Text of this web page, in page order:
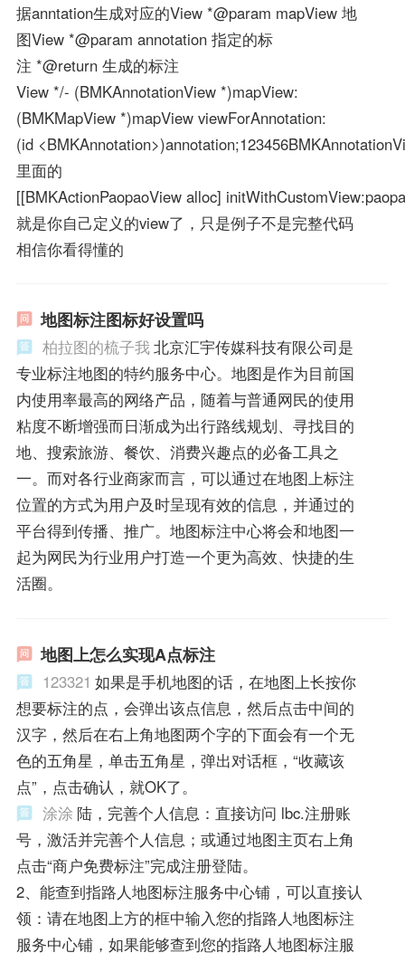
据anntation生成对应的View *@param mapView 地
图View *@param annotation 指定的标
注 *@return 生成的标注
View */- (BMKAnnotationView *)mapView:
(BMKMapView *)mapView viewForAnnotation:
(id
里面的
[[BMKActionPaopaoView alloc]
就是你自己定义的view了，只是例子不是完整代码
相信你看得懂的
地图标注图标好设置吗
柏拉图的梳子我北京汇宇传媒科技有限公司是
专业标注地图的特约服务中心。地图是作为目前国
内使用率最高的网络产品，随着与普通网民的使用
粘度不断增强而日渐成为出行路线规划、寻找目的
地、搜索旅游、餐饮、消费兴趣点的必备工具之
一。而对各行业商家而言，可以通过在地图上标注
位置的方式为用户及时呈现有效的信息，并通过的
平台得到传播、推广。地图标注中心将会和地图一
起为网民为行业用户打造一个更为高效、快捷的生
活圈。
地图上怎么实现A点标注
123321 如果是手机地图的话，在地图上长按你
想要标注的点，会弹出该点信息，然后点击中间的
汉字，然后在右上角地图两个字的下面会有一个无
色的五角星，单击五角星，弹出对话框，“收藏该
点”，点击确认，就OK了。
涂涂 陆，完善个人信息：直接访问 lbc.注册账
号，激活并完善个人信息；或通过地图主页右上角
点击“商户免费标注”完成注册登陆。
2、能查到指路人地图标注服务中心铺，可以直接认
领：请在地图上方的框中输入您的指路人地图标注
服务中心铺，如果能够查到您的指路人地图标注服